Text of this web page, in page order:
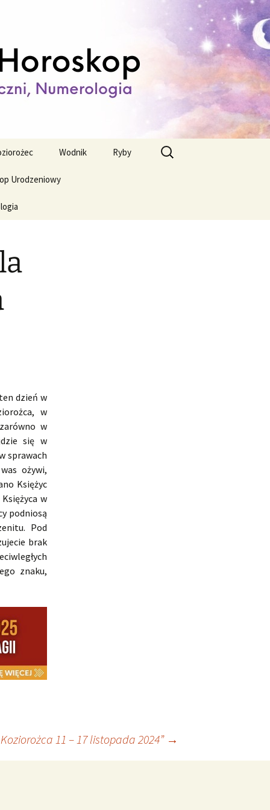
Wodnik Ryby
Urodzeniowy
Szukaj:
dzień w
w
w
się w
sprawach
ożywi,
Księżyc
w
podniosą
Pod
brak
znaku,
11 – 17 listopada 2024” →